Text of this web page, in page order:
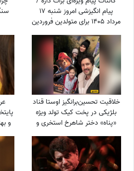
پیام انگیزشی امروز شنبه 17
مرداد 1405 برای متولدین فروردین
تا اسفند: امروز با حفظ تمرکز و
پشتکار، یک گام دیگر به
خواسته‌هایتان نزدیک می‌شوید +
ویدئو
خلاقیت تحسین‌برانگیز اوستا قناد
بلژیکی در پخت کیک تولد ویژه
«پناه» دختر شاهرخ استخری و
سپیده بزمی‌پور با تمِ
«پری‌دریایی» حماسه آفرید/
ترکیب خلاقانه و منحصربه‌فرد از
هنر و انیمیشن
و
موز